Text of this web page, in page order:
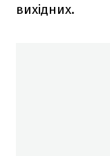
вихідних.